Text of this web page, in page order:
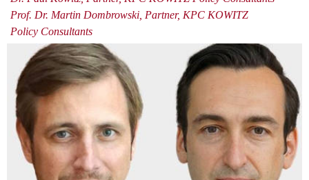
Prof. Dr. Martin Dombrowski, Partner, KPC KOWITZ
Policy Consultants